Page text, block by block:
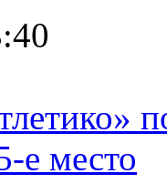
е место